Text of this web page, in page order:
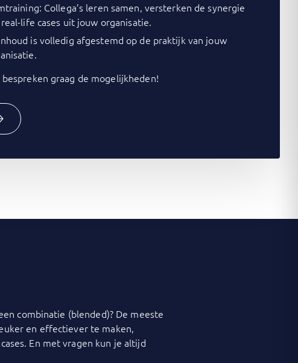
Collega’s leren samen, versterken de synergie
life cases uit jouw organisatie.
is volledig afgestemd op de praktijk van jouw
graag de mogelijkheden!
combinatie (blended)? De meeste
en effectiever te maken,
En met vragen kun je altijd